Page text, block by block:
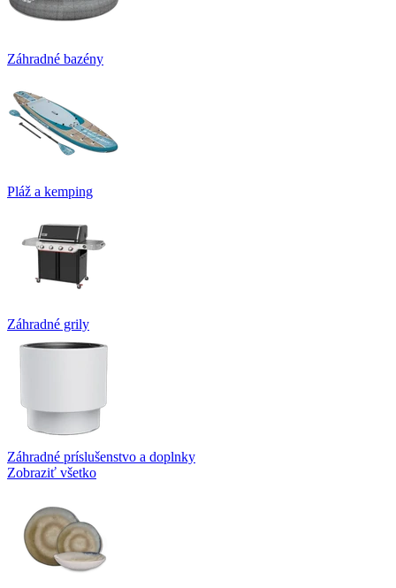
Záhradné bazény
Pláž a kemping
Záhradné grily
Záhradné príslušenstvo a doplnky
Zobraziť všetko